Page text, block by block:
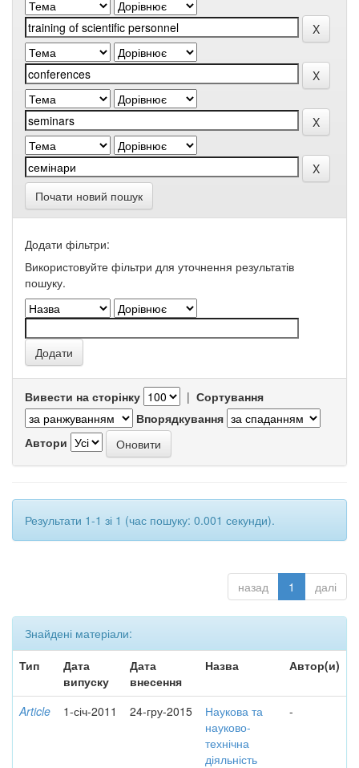
Почати новий пошук
Додати фільтри:
Використовуйте фільтри для уточнення результатів
пошуку.
Вивести на сторінку | Сортування
Впорядкування
Автори
Результати 1-1 зі 1 (час пошуку: 0.001 секунди).
назад 1 далі
Знайдені матеріали:
Тип
Дата
випуску
Дата
внесення
Назва Автор(и)
Article 1-січ-2011 24-гру-2015
Наукова та
науково-
технічна
діяльність
-